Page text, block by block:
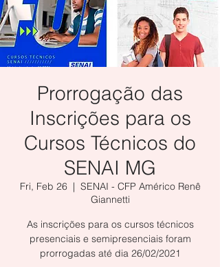
Prorrogação das
Inscrições para os
Cursos Técnicos do
SENAI MG
Fri, Feb 26
  |
SENAI - CFP Américo Renê
Giannetti
As inscrições para os cursos técnicos
presenciais e semipresenciais foram
prorrogadas até dia 26/02/2021